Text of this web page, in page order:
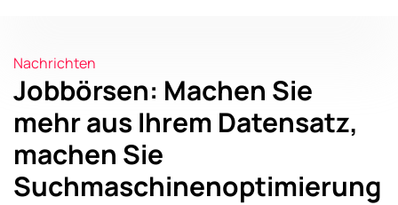
Nachrichten
Jobbörsen: Machen Sie
mehr aus Ihrem Datensatz,
machen Sie
Suchmaschinenoptimierung